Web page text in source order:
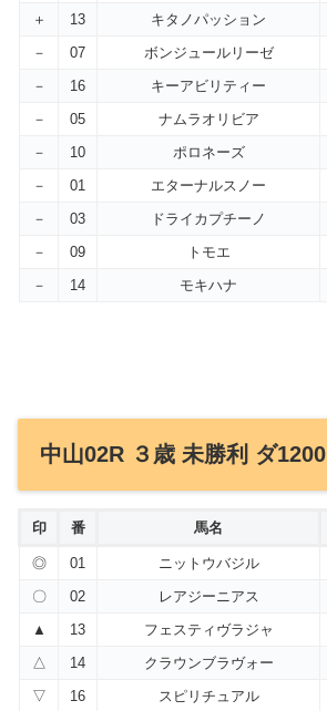
＋
13 キタノパッション
－
07 ボンジュールリーゼ
－
16 キーアビリティー
－
05 ナムラオリビア
－
10 ポロネーズ
－
01 エターナルスノー
－
03 ドライカプチーノ
－
09 トモエ
－
14 モキハナ
中山02R ３歳 未勝利 ダ1200
印 番 馬名
◎ 01 ニットウバジル
〇
02 レアジーニアス
▲
13 フェスティヴラジャ
△
14 クラウンブラヴォー
▽
16 スピリチュアル